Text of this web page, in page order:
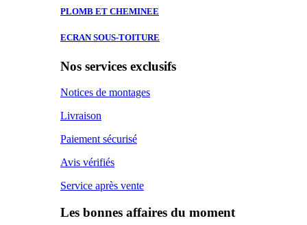
PLOMB ET CHEMINEE
ECRAN SOUS-TOITURE
Nos services exclusifs
Notices de montages
Livraison
Paiement sécurisé
Avis vérifiés
Service après vente
Les bonnes affaires du moment